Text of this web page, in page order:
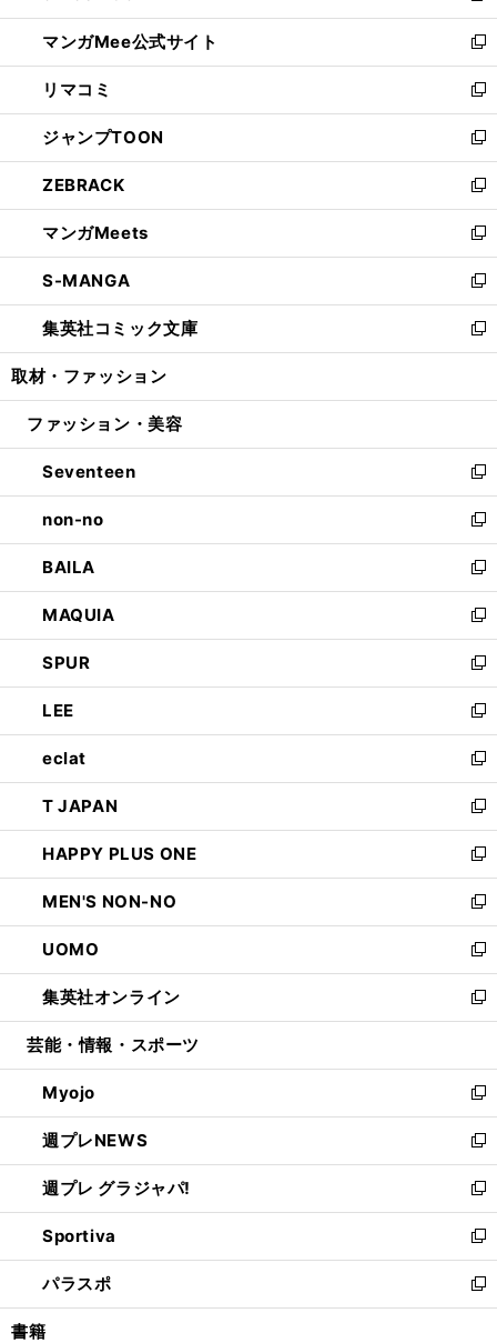
開
く
ン
ド
ウ
で
開
く
ウ
ィ
ン
ド
ウ
で
開
く
し
い
ウ
ィ
ン
ド
ウ
で
開
く
マンガMee公式サイト
新
し
い
ウ
ィ
ン
ド
ウ
で
開
く
リマコミ
新
し
い
ウ
ィ
ン
ド
ウ
で
開
く
ジャンプTOON
新
し
い
ウ
ィ
ン
ド
ウ
で
開
ZEBRACK
新
し
い
ウ
ィ
ン
ド
ウ
開
マンガMeets
新
し
い
ウ
ィ
ン
ウ
開
く
S-MANGA
新
し
い
ウ
ン
ウ
で
開
く
集英社コミック文庫
新
し
ウ
ン
ド
ウ
で
開
く
取材・ファッション
ファッション・美容
Seventeen
新
し
い
ウ
ィ
ン
ド
ウ
で
開
く
non-no
新
し
い
ウ
ィ
ン
ド
ウ
で
開
く
BAILA
新
し
い
ウ
ィ
ン
ド
ウ
で
開
く
MAQUIA
新
し
い
ウ
ィ
ン
ド
ウ
で
開
く
SPUR
新
し
い
ウ
ィ
ン
ド
ウ
で
開
く
LEE
新
し
い
ウ
ィ
ン
ド
ウ
で
開
く
eclat
新
し
い
ウ
ィ
ン
ド
ウ
で
開
く
T JAPAN
新
し
い
ウ
ィ
ン
ド
ウ
で
開
HAPPY PLUS ONE
新
し
い
ウ
ィ
ン
ド
ウ
開
く
MEN'S NON-NO
新
し
い
ウ
ィ
ン
ウ
で
開
く
UOMO
新
し
い
ウ
ン
ド
ウ
で
開
く
集英社オンライン
新
し
ウ
ィ
ン
ド
ウ
で
開
く
芸能・情報・スポーツ
Myojo
新
し
い
ウ
ィ
ン
ド
ウ
で
開
週プレNEWS
新
し
い
ウ
ィ
ン
ド
ウ
週プレ グラジャパ!
新
し
い
ウ
ィ
ン
Sportiva
新
し
い
ウ
パラスポ
新
し
書籍